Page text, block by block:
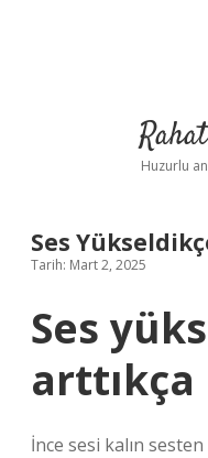
Huzurlu
Ses
Tarih: Mart 2, 2025
Ses
İnce sesi kalın